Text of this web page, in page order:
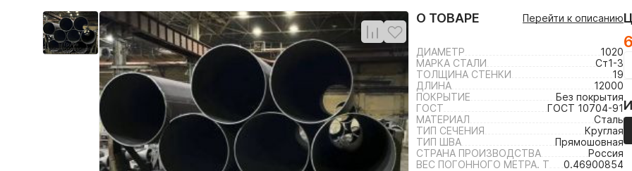
О ТОВАРЕ Перейти к описанию
ДИАМЕТР
1020
МАРКА СТАЛИ
Ст1-3
ТОЛЩИНА СТЕНКИ
19
ДЛИНА
12000
ПОКРЫТИЕ
Без покрытия
ГОСТ
ГОСТ 10704-91
МАТЕРИАЛ
Сталь
ТИП СЕЧЕНИЯ
Круглая
ТИП ШВА
Прямошовная
СТРАНА ПРОИЗВОДСТВА
Россия
ВЕС ПОГОННОГО МЕТРА. Т
0.46900854